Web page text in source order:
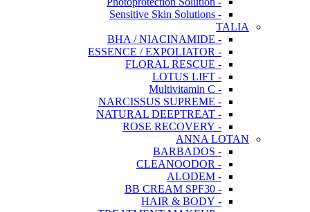
- Sensitive Skin Solutions
TALIA
- BHA / NIACINAMIDE
- ESSENCE / EXPOLIATOR
- FLORAL RESCUE
- LOTUS LIFT
- Multivitamin C
- NARCISSUS SUPREME
- NATURAL DEEPTREAT
- ROSE RECOVERY
ANNA LOTAN
- BARBADOS
- CLEANOODOR
- ALODEM
- BB CREAM SPF30
- HAIR & BODY